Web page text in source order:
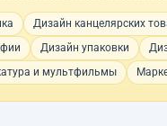
Дизайн канцелярских
Дизайн упаковки
и мультфильмы